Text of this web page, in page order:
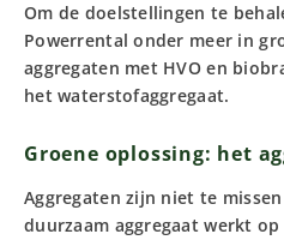
Om de doelstellingen te
Powerrental onder meer in
aggregaten met HVO en
het waterstofaggregaat.
Groene oplossing: het
Aggregaten zijn niet te
duurzaam aggregaat werkt